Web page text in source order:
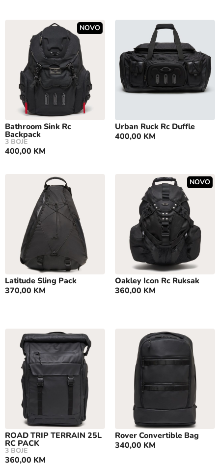
NOVO
Bathroom Sink Rc
Backpack
3 BOJE
400,00 KM
Urban Ruck Rc Duffle
400,00 KM
Latitude Sling Pack
370,00 KM
NOVO
Oakley Icon Rc Ruksak
360,00 KM
ROAD TRIP TERRAIN 25L
RC PACK
3 BOJE
360,00 KM
Rover Convertible Bag
340,00 KM